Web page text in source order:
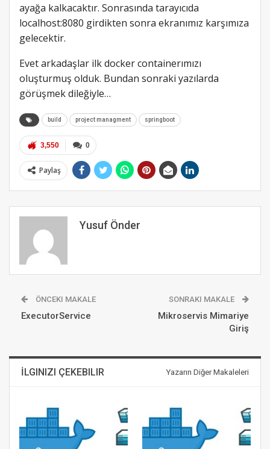
ayağa kalkacaktır. Sonrasında tarayıcıda
localhost:8080 girdikten sonra ekranımız karşımıza
gelecektir.
Evet arkadaşlar ilk docker containerımızı
oluşturmuş olduk. Bundan sonraki yazılarda
görüşmek dileğiyle…
build project managment springboot
0
3,550
Paylaş
Yusuf Önder
ÖNCEKI MAKALE
ExecutorService
SONRAKI MAKALE
Mikroservis Mimariye
Giriş
İLGINIZI ÇEKEBILIR Yazarın Diğer Makaleleri